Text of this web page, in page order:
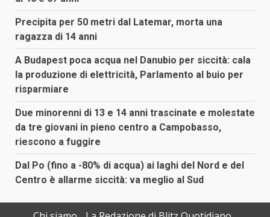
Precipita per 50 metri dal Latemar, morta una
ragazza di 14 anni
A Budapest poca acqua nel Danubio per siccità: cala
la produzione di elettricità, Parlamento al buio per
risparmiare
Due minorenni di 13 e 14 anni trascinate e molestate
da tre giovani in pieno centro a Campobasso,
riescono a fuggire
Dal Po (fino a -80% di acqua) ai laghi del Nord e del
Centro è allarme siccità: va meglio al Sud